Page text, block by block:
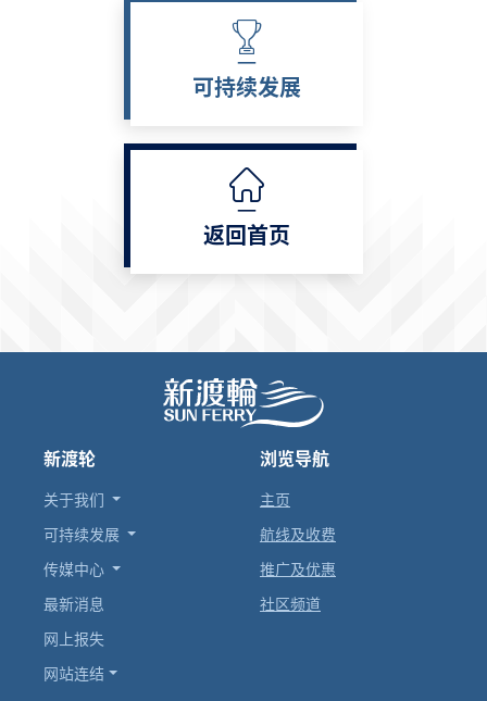
可持续发展
返回首页
新渡轮
关于我们
可持续发展
传媒中心
最新消息
网上报失
网站连结
浏览导航
主页
航线及收费
推广及优惠
社区频道